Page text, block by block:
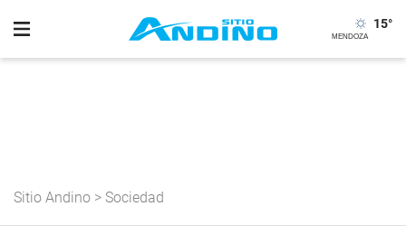
15°
Sitio Andino > Sociedad